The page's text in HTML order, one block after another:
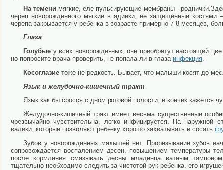
На темени мягкие, еле пульсирующие мембраны -
череп новорожденного мягкие впадинки, не защищенные
черепа закрывается у ребенка в возрасте примерно 7-8 месяцев,
Глаза
Голубые у всех новорожденных, они приобретут настоящий
но попросите врача проверить, не попала ли в глаза инфекция.
Косоглазие тоже не редкость. Бывает, что малыши косят до
Язык и желудочно-кишечный тракт
Язык как бы сросся с дном ротовой полости, и кончик кажется
Желудочно-кишечный тракт имеет весьма существенные
чрезвычайно чувствительна, легко инфицируется. На наружной
валики, которые позволяют ребенку хорошо захватывать и сосать
Зубов у новорожденных малышей нет. Прорезывание зубов
сопровождается воспалением десен, повышением температуры
после кормления смазывать десны младенца ватным
тщательно необходимо следить за чистотой рук ребенка, его